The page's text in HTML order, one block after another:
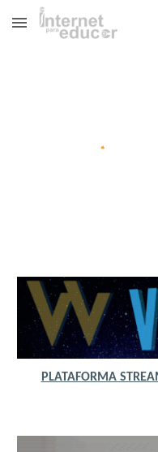
Skip to main content
PLATAFORMA